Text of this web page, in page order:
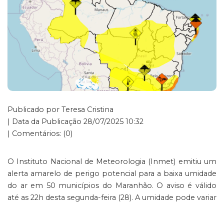
Publicado por Teresa Cristina
| Data da Publicação 28/07/2025 10:32
| Comentários: (0)
O Instituto Nacional de Meteorologia (Inmet) emitiu um
alerta amarelo de perigo potencial para a baixa umidade
do ar em 50 municípios do Maranhão. O aviso é válido
até as 22h desta segunda-feira (28). A umidade pode variar